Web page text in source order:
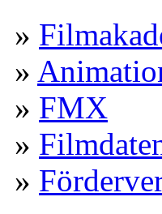
»
»
» FMX
»
»